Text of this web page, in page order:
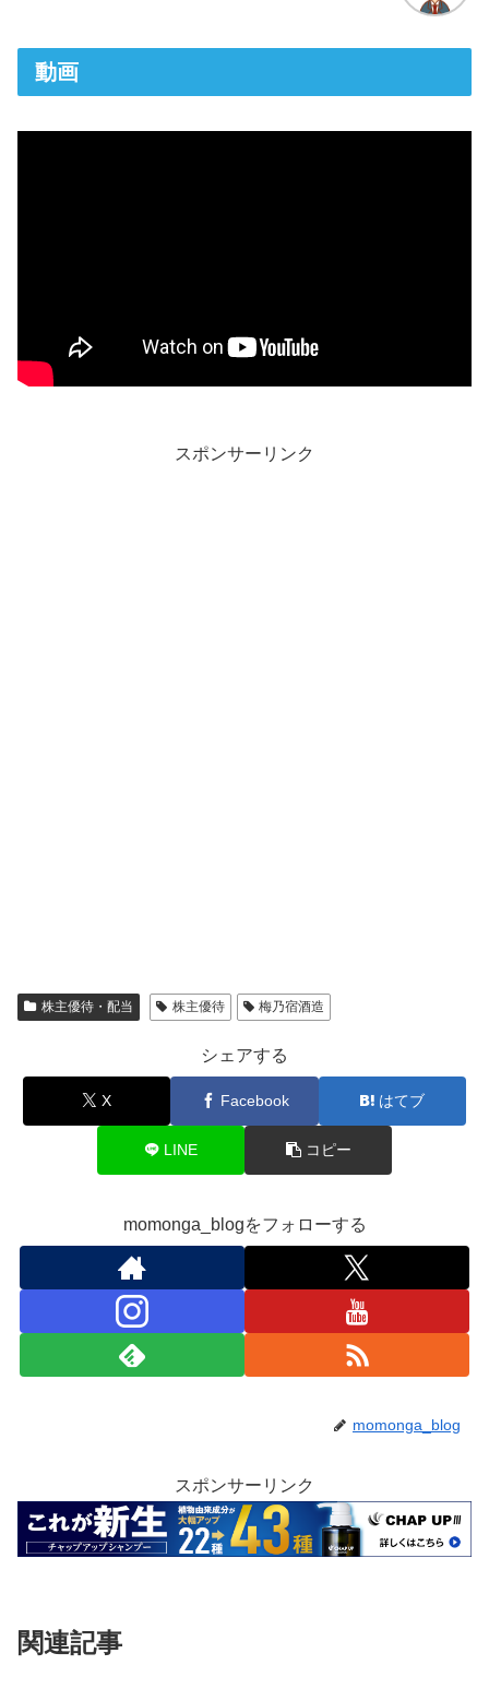
動画
スポンサーリンク
株主優待・配当 株主優待 梅乃宿酒造
シェアする
X Facebook はてブ
LINE コピー
momonga_blogをフォローする
momonga_blog
スポンサーリンク
関連記事